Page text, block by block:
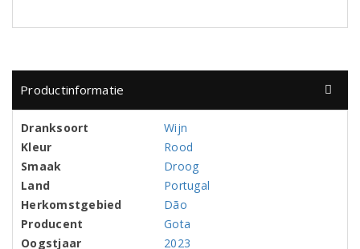
Productinformatie
Dranksoort
Wijn
Kleur
Rood
Smaak
Droog
Land
Portugal
Herkomstgebied
Dão
Producent
Gota
Oogstjaar
2023